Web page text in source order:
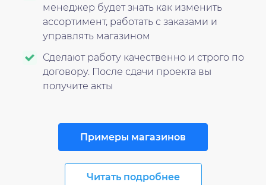
менеджер будет знать как изменить
ассортимент, работать с заказами и
управлять магазином
Сделают работу качественно и строго по
договору. После сдачи проекта вы
получите акты
Примеры магазинов
Читать подробнее